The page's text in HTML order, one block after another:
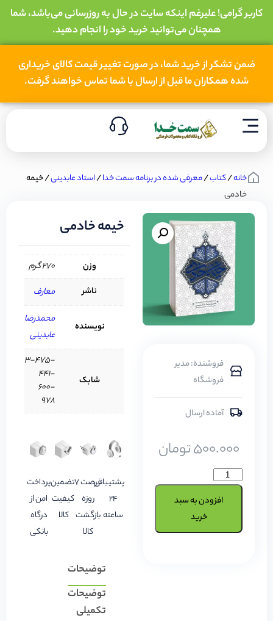
کاربر گرامی! علیرغم اینکه سایت در حال به روزرسانی می‌باشد، شما
همچنان می‌توانید خرید خود را انجام دهید.
ضمن تشکر از خرید شما، در صورت تغییر قیمت کالای خریداری
شده همکاران ما قبل از ارسال با شما تماس خواهند گرفت.
خانه/کتاب/معرفی شده در برنامه سمت خدا/استاد عابدینی/ خیمه
خادمی
فروشنده: مدیر
فروشگاه
آماده ارسال
500.000تومان
افزودن به سبد
خرید
خیمه خادمی
وزن
270 گرم
ناشر
معارف
نویسنده
محمدرضا
عابدینی
شابک
3-475-
441-
600-
978
پشتیبانی
24
ساعته
فرصت 7
روزه
بازگشت
کالا
تضمین
کیفیت
کالا
پرداخت
امن از
درگاه
بانکی
توضیحات
توضیحات
تکمیلی